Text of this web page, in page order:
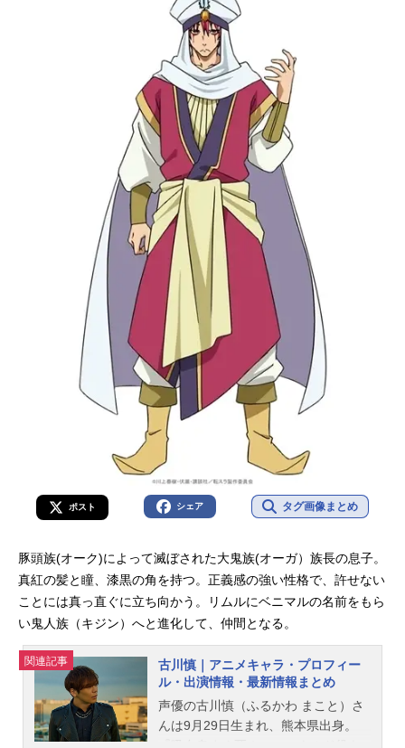
ポスト シェア タグ画像まとめ
豚頭族(オーク)によって滅ぼされた大鬼族(オーガ）族長の息子。
真紅の髪と瞳、漆黒の角を持つ。正義感の強い性格で、許せない
ことには真っ直ぐに立ち向かう。リムルにベニマルの名前をもら
い鬼人族（キジン）へと進化して、仲間となる。
関連記事
古川慎｜アニメキャラ・プロフィー
ル・出演情報・最新情報まとめ
声優の古川慎（ふるかわ まこと）さ
んは9月29日生まれ、熊本県出身。